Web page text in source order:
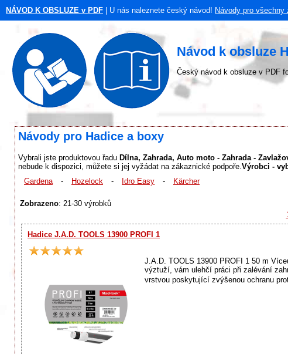
NÁVOD K OBSLUZE v PDF | U nás naleznete český návod! Návody pro všechny
Návod k obsluze
Český návod k obsluze v PDF
Návody pro Hadice a boxy
Vybrali jste produktovou řadu Dílna, Zahrada, Auto moto - Zahrada -
nebude k dispozici, můžete si jej vyžádat na zákaznické podpoře. Výrobci -
Gardena
- Hozelock - Idro Easy - Kärcher
Zobrazeno: 21-30 výrobků
Hadice J.A.D. TOOLS 13900 PROFI 1
J.A.D. TOOLS 13900 PROFI 1 50 m
výztuží, vám ulehčí práci při zalévání
vrstvou poskytující zvýšenou ochranu